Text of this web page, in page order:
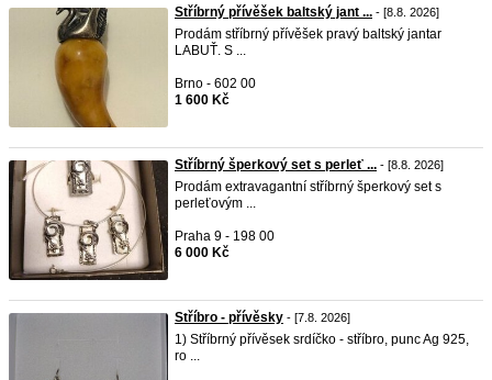
Stříbrný přívěšek baltský jant ... - [8.8. 2026]
Prodám stříbrný přívěšek pravý baltský jantar
LABUŤ. S ...
Brno - 602 00
1 600 Kč
Stříbrný šperkový set s perleť ... - [8.8. 2026]
Prodám extravagantní stříbrný šperkový set s
perleťovým ...
Praha 9 - 198 00
6 000 Kč
Stříbro - přívěsky - [7.8. 2026]
1) Stříbrný přívěsek srdíčko - stříbro, punc Ag 925,
ro ...